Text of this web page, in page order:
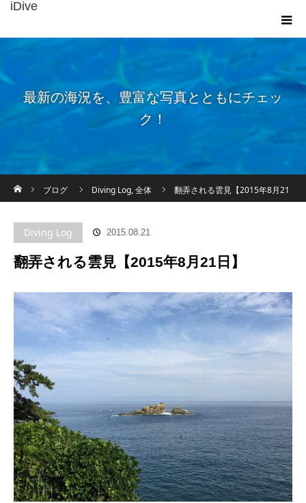
iDive
最新の海況を、豊富な写真とともにチェッ
ク！
ブログ
Diving Log,全体 翻弄される雲見【2015年8月21
Diving Log 2015.08.21
翻弄される雲見【2015年8月21日】